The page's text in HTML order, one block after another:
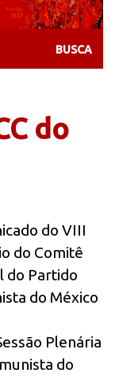
do
do VIII
do Comitê
do Partido
do México
Plenária
do